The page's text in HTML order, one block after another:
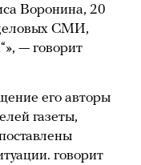
Воронина, 20
СМИ,
— говорит
его авторы
газеты,
говорит